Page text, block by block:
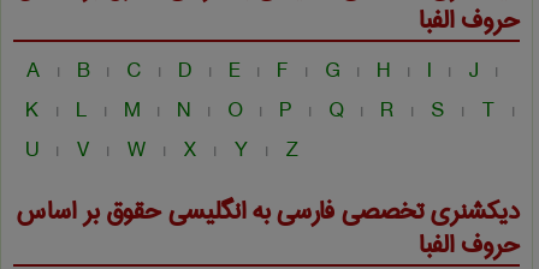
حروف الفبا
A | B | C | D | E | F | G | H | I | J |
K | L | M | N | O | P | Q | R | S | T |
U | V | W | X | Y | Z
دیکشنری تخصصی فارسی به انگلیسیحقوقبر اساس
حروف الفبا